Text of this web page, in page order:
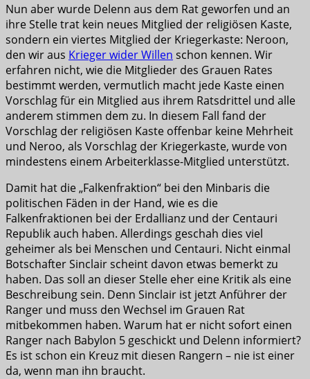
Nun aber wurde Delenn aus dem Rat geworfen und an
ihre Stelle trat kein neues Mitglied der religiösen Kaste,
sondern ein viertes Mitglied der Kriegerkaste: Neroon,
den wir aus Krieger wider Willen schon kennen. Wir
erfahren nicht, wie die Mitglieder des Grauen Rates
bestimmt werden, vermutlich macht jede Kaste einen
Vorschlag für ein Mitglied aus ihrem Ratsdrittel und alle
anderem stimmen dem zu. In diesem Fall fand der
Vorschlag der religiösen Kaste offenbar keine Mehrheit
und Neroo, als Vorschlag der Kriegerkaste, wurde von
mindestens einem Arbeiterklasse-Mitglied unterstützt.
Damit hat die „Falkenfraktion“ bei den Minbaris die
politischen Fäden in der Hand, wie es die
Falkenfraktionen bei der Erdallianz und der Centauri
Republik auch haben. Allerdings geschah dies viel
geheimer als bei Menschen und Centauri. Nicht einmal
Botschafter Sinclair scheint davon etwas bemerkt zu
haben. Das soll an dieser Stelle eher eine Kritik als eine
Beschreibung sein. Denn Sinclair ist jetzt Anführer der
Ranger und muss den Wechsel im Grauen Rat
mitbekommen haben. Warum hat er nicht sofort einen
Ranger nach Babylon 5 geschickt und Delenn informiert?
Es ist schon ein Kreuz mit diesen Rangern – nie ist einer
da, wenn man ihn braucht.